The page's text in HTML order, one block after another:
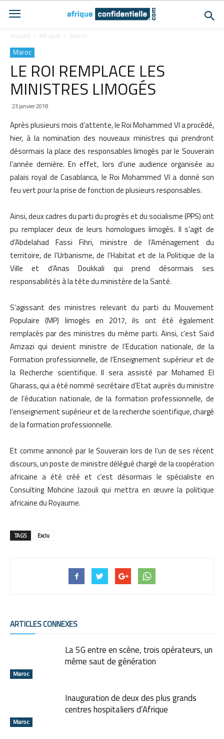
Accueil Afrique Maroc
Maroc
LE ROI REMPLACE LES
MINISTRES LIMOGÉS
23 janvier 2018
Après plusieurs mois d’attente, le Roi Mohammed VI a procédé,
hier, à la nomination des nouveaux ministres qui prendront
désormais la place des responsables limogés par le Souverain
l’année dernière. En effet, lors d’une audience organisée au
palais royal de Casablanca, le Roi Mohammed VI a donné son
feu vert pour la prise de fonction de plusieurs responsables.
Ainsi, deux cadres du parti du progrès et du socialisme (PPS) ont
pu remplacer deux de leurs homologues limogés. Il s’agit de
d’Abdelahad Fassi Fihri, ministre de l’Aménagement du
territoire, de l’Urbanisme, de l’Habitat et de la Politique de la
Ville et d’Anas Doukkali qui prend désormais ses
responsabilités à la tête du ministère de la Santé.
S’agissant des ministres relevant du parti du Mouvement
Populaire (MP) limogés en 2017, ils ont été également
remplacés par des ministres du même parti. Ainsi, c’est Saïd
Amzazi qui devient ministre de l’Education nationale, de la
Formation professionnelle, de l’Enseignement supérieur et de
la Recherche scientifique. Il sera assisté par Mohamed El
Gharass, qui a été nommé secrétaire d’Etat auprès du ministre
de l’éducation nationale, de la formation professionnelle, de
l’enseignement supérieur et de la recherche scientifique, chargé
de la formation professionnelle.
Et comme annoncé par le Souverain lors de l’un de ses récent
discours, un poste de ministre délégué chargé de la coopération
africaine a été créé et c’est désormais le spécialiste en
Consulting Mohcine Jazouli qui mettra en œuvre la politique
africaine du Royaume.
TAGS Exclu
ARTICLES CONNEXES
Maroc
La 5G entre en scène, trois opérateurs, un
même saut de génération
Maroc
Inauguration de deux des plus grands
centres hospitaliers d’Afrique